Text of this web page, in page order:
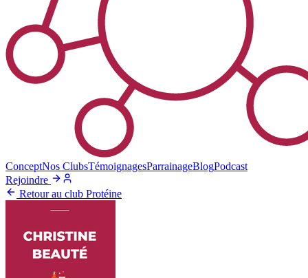
ConceptNos ClubsTémoignagesParrainageBlogPodcast
Rejoindre
Retour au club Protéine